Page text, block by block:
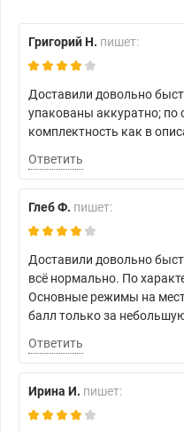
Григорий Н. пишет:
Доставили довольно
упакованы аккуратно; по
комплектность как в
Ответить
Глеб Ф. пишет:
Доставили довольно
всё нормально. По
Основные режимы на
балл только за
Ответить
Ирина И. пишет: